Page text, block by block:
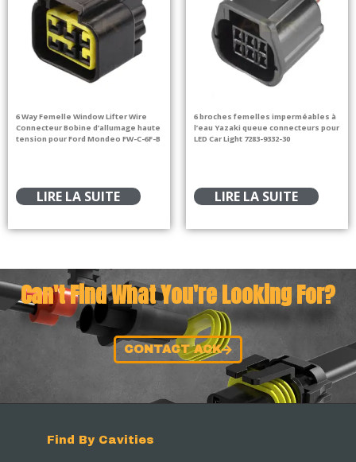
6 Way Femelle Window Lifter Wire
Connecteur Bobine d’allumage haute
tension pour Ford Mondeo FW-C-6F-B
LIRE LA SUITE
6 broches femelles imperméables à
l’eau Yazaki queue connecteurs pour
LED Car Light 7283-9332-30
LIRE LA SUITE
Can't Find What You're Looking For?
CONTACT ACK
Find By Cavities